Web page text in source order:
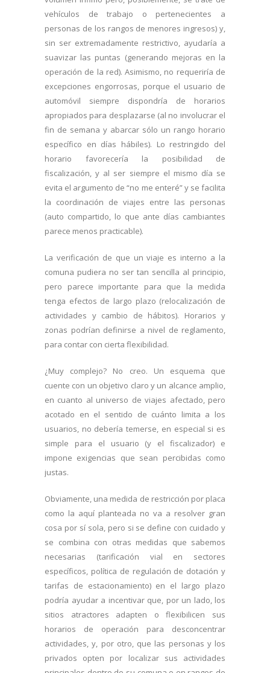
vehículos de trabajo o pertenecientes a
personas de los rangos de menores ingresos) y,
sin ser extremadamente restrictivo, ayudaría a
suavizar las puntas (generando mejoras en la
operación de la red). Asimismo, no requeriría de
excepciones engorrosas, porque el usuario de
automóvil siempre dispondría de horarios
apropiados para desplazarse (al no involucrar el
fin de semana y abarcar sólo un rango horario
específico en días hábiles). Lo restringido del
horario favorecería la posibilidad de
fiscalización, y al ser siempre el mismo día se
evita el argumento de “no me enteré” y se facilita
la coordinación de viajes entre las personas
(auto compartido, lo que ante días cambiantes
parece menos practicable).
La verificación de que un viaje es interno a la
comuna pudiera no ser tan sencilla al principio,
pero parece importante para que la medida
tenga efectos de largo plazo (relocalización de
actividades y cambio de hábitos). Horarios y
zonas podrían definirse a nivel de reglamento,
para contar con cierta flexibilidad.
¿Muy complejo? No creo. Un esquema que
cuente con un objetivo claro y un alcance amplio,
en cuanto al universo de viajes afectado, pero
acotado en el sentido de cuánto limita a los
usuarios, no debería temerse, en especial si es
simple para el usuario (y el fiscalizador) e
impone exigencias que sean percibidas como
justas.
Obviamente, una medida de restricción por placa
como la aquí planteada no va a resolver gran
cosa por sí sola, pero si se define con cuidado y
se combina con otras medidas que sabemos
necesarias (tarificación vial en sectores
específicos, política de regulación de dotación y
tarifas de estacionamiento) en el largo plazo
podría ayudar a incentivar que, por un lado, los
sitios atractores adapten o flexibilicen sus
horarios de operación para desconcentrar
actividades, y, por otro, que las personas y los
privados opten por localizar sus actividades